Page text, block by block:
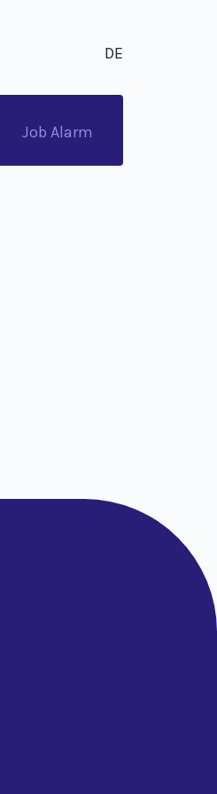
DE
Job Alarm